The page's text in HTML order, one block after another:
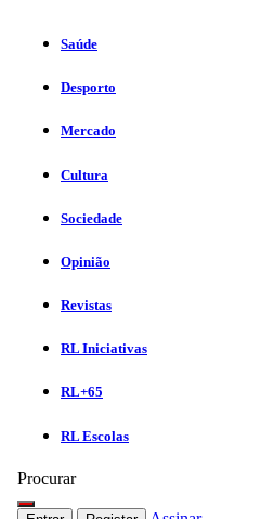
Saúde
Desporto
Mercado
Cultura
Sociedade
Opinião
Revistas
RL Iniciativas
RL+65
RL Escolas
Procurar